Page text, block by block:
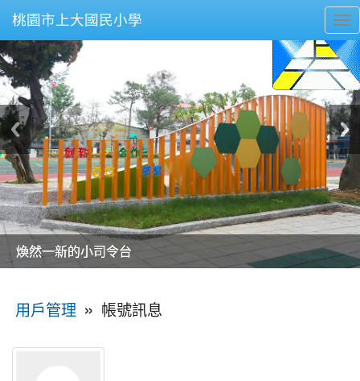
桃園市上大國民小學
美麗的操場是我們活力的來源
美麗的操場是我們活力的來源
煥然一新的小司令台
煥然一新的小司令台
富含桃園埤塘田園風光意象的中廊
富含桃園埤塘田園風光意象的中廊
嶄新的中庭廣場
嶄新的中庭廣場
水生池生生不息
水生池生生不息
用戶管理 » 帳號訊息